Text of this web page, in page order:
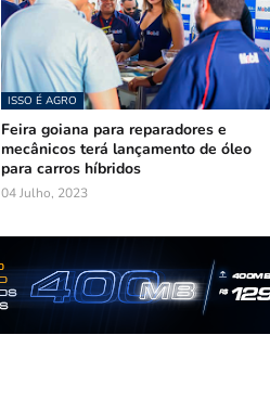
ISSO É AGRO
Feira goiana para reparadores e
mecânicos terá lançamento de óleo
para carros híbridos
04 Julho, 2023